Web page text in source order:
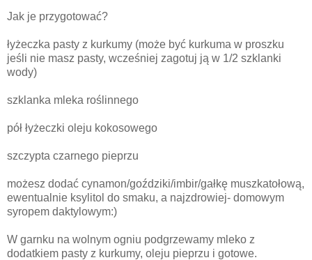
Jak je przygotować?
łyżeczka pasty z kurkumy (może być kurkuma w proszku
jeśli nie masz pasty, wcześniej zagotuj ją w 1/2 szklanki
wody)
szklanka mleka roślinnego
pół łyżeczki oleju kokosowego
szczypta czarnego pieprzu
możesz dodać cynamon/goździki/imbir/gałkę muszkatołową,
ewentualnie ksylitol do smaku, a najzdrowiej- domowym
syropem daktylowym:)
W garnku na wolnym ogniu podgrzewamy mleko z
dodatkiem pasty z kurkumy, oleju pieprzu i gotowe.